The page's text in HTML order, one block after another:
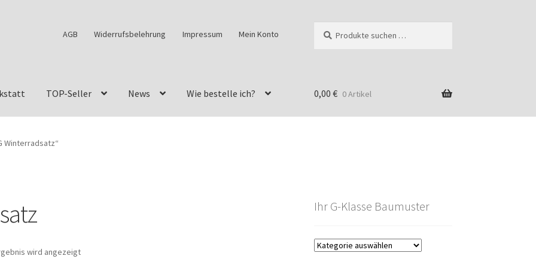
AGB Widerrufsbelehrung Impressum Mein Konto
nach:
TOP-Seller News Wie bestelle ich?
Felge ist für mein G-Modell 2018 verfügbar
Restore – Tune – Drive
0,00 € 0 Artikel
Winterradsatz“
wird angezeigt
Ihr G-Klasse Baumuster